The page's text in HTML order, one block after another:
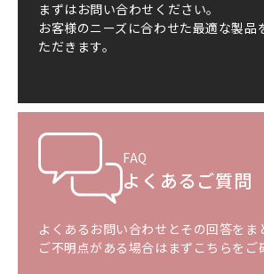
まずはお問い合わせください。
お客様のニーズに合わせた最適な製品
ただきます。
FAQ
よくあるご質問
よくあるお問い合わせとその回答をま
ご不明点がある場合はまずこちらをご